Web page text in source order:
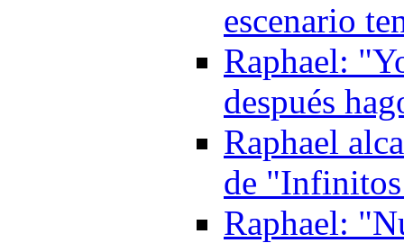
escenario
Raphael:
después
Raphael
de
Raphael: